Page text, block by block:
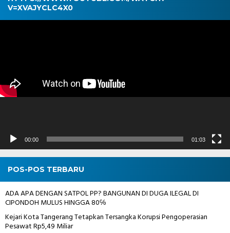
V=XVAJYCLC4X0
Pemutar
00:00 01:03
POS-POS TERBARU
ADA APA DENGAN SATPOL PP? BANGUNAN DI DUGA ILEGAL DI
CIPONDOH MULUS HINGGA 80℅
Kejari Kota Tangerang Tetapkan Tersangka Korupsi Pengoperasian
Pesawat Rp5,49 Miliar